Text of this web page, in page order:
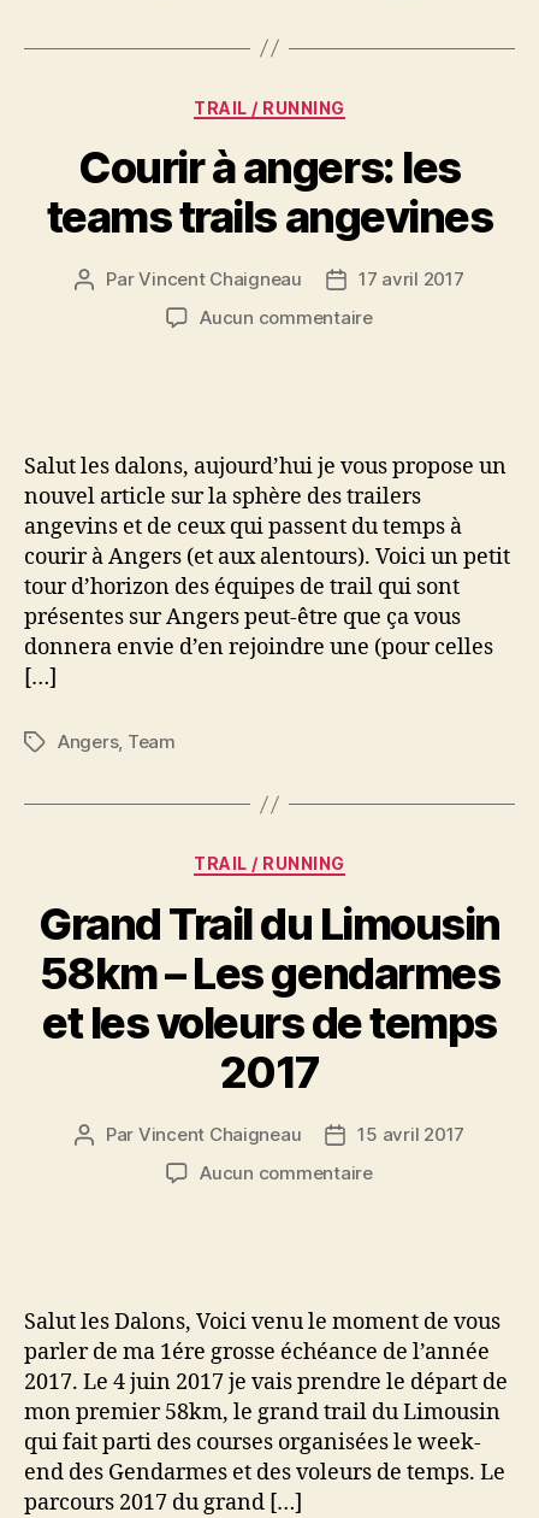
Catégories
TRAIL / RUNNING
Courir à angers: les
teams trails angevines
Auteur
ParVincent Chaigneau
Date
de
17 avril 2017
Aucun commentairesur
trails
angevines
Salut les dalons, aujourd’hui je vous propose un
nouvel article sur la sphère des trailers
angevins et de ceux qui passent du temps à
courir à Angers (et aux alentours). Voici un petit
tour d’horizon des équipes de trail qui sont
présentes sur Angers peut-être que ça vous
donnera envie d’en rejoindre une (pour celles
[…]
Étiquettes
Angers, Team
Catégories
TRAIL / RUNNING
Grand Trail du Limousin
58km – Les gendarmes
et les voleurs de temps
2017
Auteur
Par Vincent Chaigneau
Date
de
15 avril 2017
Aucun commentairesur
–
Les
gendarmes
et
les
voleurs
Salut les Dalons, Voici venu le moment de vous
parler de ma 1ére grosse échéance de l’année
2017. Le 4 juin 2017 je vais prendre le départ de
mon premier 58km, le grand trail du Limousin
qui fait parti des courses organisées le week-
end des Gendarmes et des voleurs de temps. Le
parcours 2017 du grand […]